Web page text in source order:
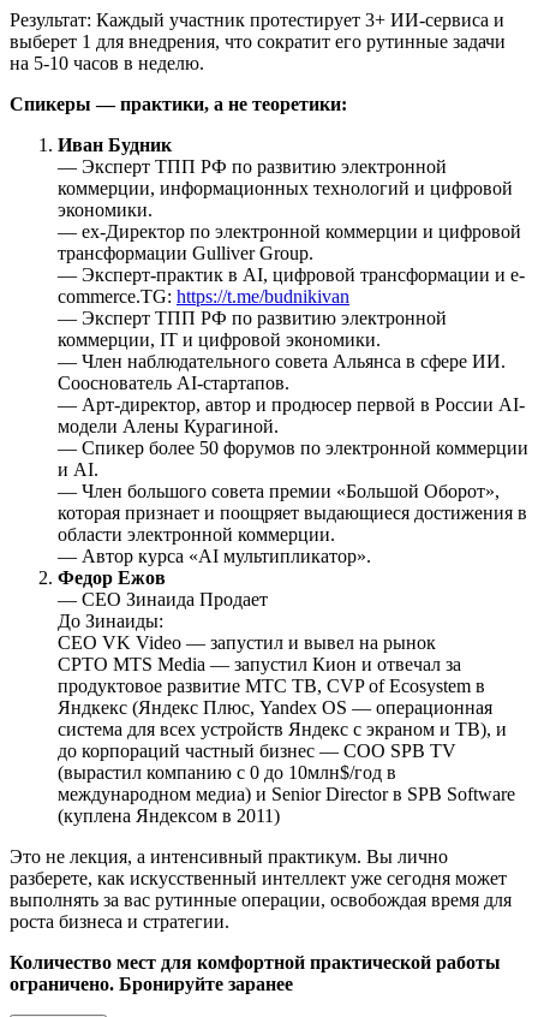
Результат: Каждый участник протестирует 3+ ИИ-сервиса и
выберет 1 для внедрения, что сократит его рутинные задачи
на 5-10 часов в неделю.
Спикеры — практики, а не теоретики:
Иван Будник
— Эксперт ТПП РФ по развитию электронной
коммерции, информационных технологий и цифровой
экономики.
— ex-Директор по электронной коммерции и цифровой
трансформации Gulliver Group.
— Эксперт-практик в AI, цифровой трансформации и e-
commerce.ТG: https://t.me/budnikivan
— Эксперт ТПП РФ по развитию электронной
коммерции, IT и цифровой экономики.
— Член наблюдательного совета Альянса в сфере ИИ.
Сооснователь AI-стартапов.
— Арт-директор, автор и продюсер первой в России AI-
модели Алены Курагиной.
— Спикер более 50 форумов по электронной коммерции
и AI.
— Член большого совета премии «Большой Оборот»,
которая признает и поощряет выдающиеся достижения в
области электронной коммерции.
— Автор курса «AI мультипликатор».
Федор Ежов
— CEO Зинаида Продает
До Зинаиды:
CEO VK Video — запустил и вывел на рынок
CPTO MTS Media — запустил Кион и отвечал за
продуктовое развитие МТС ТВ, CVP of Ecosystem в
Яндкекс (Яндекс Плюс, Yandex OS — операционная
система для всех устройств Яндекс с экраном и ТВ), и
до корпораций частный бизнес — COO SPB TV
(вырастил компанию с 0 до 10млн$/год в
международном медиа) и Senior Director в SPB Software
(куплена Яндексом в 2011)
Это не лекция, а интенсивный практикум. Вы лично
разберете, как искусственный интеллект уже сегодня может
выполнять за вас рутинные операции, освобождая время для
роста бизнеса и стратегии.
Количество мест для комфортной практической работы
ограничено. Бронируйте заранее